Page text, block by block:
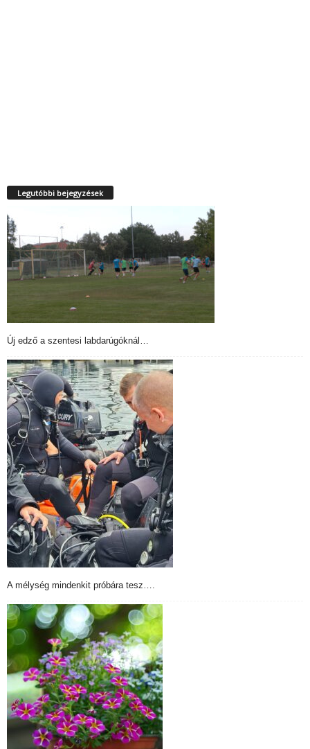
Legutóbbi bejegyzések
Új edző a szentesi labdarúgóknál…
A mélység mindenkit próbára tesz….